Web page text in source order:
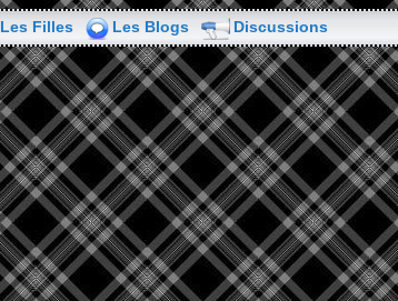
Les Filles Les Blogs Discussions